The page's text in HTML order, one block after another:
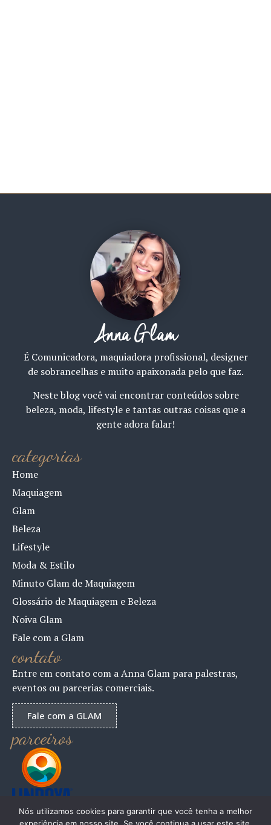
Anna Glam
É Comunicadora, maquiadora profissional, designer
de sobrancelhas e muito apaixonada pelo que faz.
Neste blog você vai encontrar conteúdos sobre
beleza, moda, lifestyle e tantas outras coisas que a
gente adora falar!
categorias
Home
Maquiagem
Glam
Beleza
Lifestyle
Moda & Estilo
Minuto Glam de Maquiagem
Glossário de Maquiagem e Beleza
Noiva Glam
Fale com a Glam
contato
Entre em contato com a Anna Glam para palestras,
eventos ou parcerias comerciais.
Fale com a GLAM
parceiros
Nós utilizamos cookies para garantir que você tenha a melhor